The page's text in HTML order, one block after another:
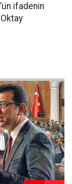
ifadenin